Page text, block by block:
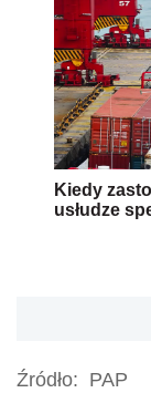
Kiedy
usłudze
Źródło: PAP